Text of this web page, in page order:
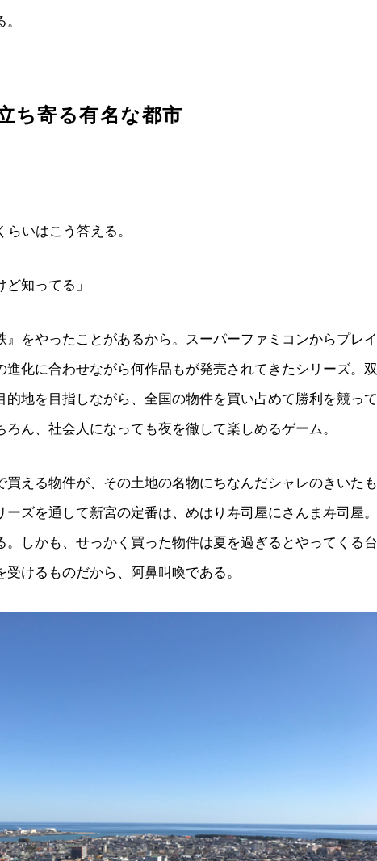
ち寄る有名な都市
いはこう答える。
ど知ってる」
をやったことがあるから。スーパーファミコンからプレイ
進化に合わせながら何作品もが発売されてきたシリーズ。双
的地を目指しながら、全国の物件を買い占めて勝利を競って
ん、社会人になっても夜を徹して楽しめるゲーム。
買える物件が、その土地の名物にちなんだシャレのきいたも
ズを通して新宮の定番は、めはり寿司屋にさんま寿司屋。
。しかも、せっかく買った物件は夏を過ぎるとやってくる台
けるものだから、阿鼻叫喚である。